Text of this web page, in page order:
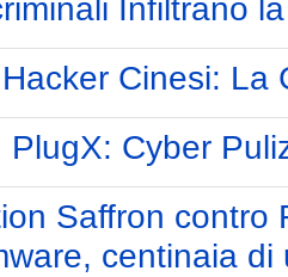
Infiltrano
Cinesi: La
PlugX: Cyber
Saffron contro
centinaia di